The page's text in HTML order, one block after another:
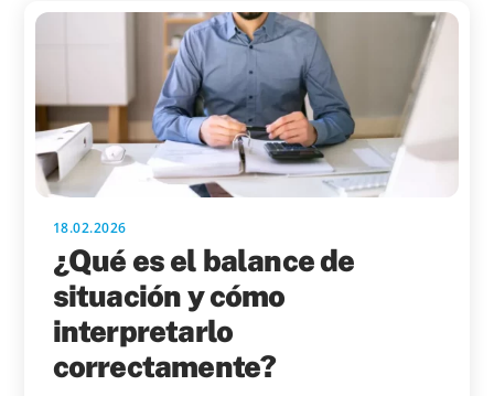
18.02.2026
¿Qué es el balance de
situación y cómo
interpretarlo
correctamente?